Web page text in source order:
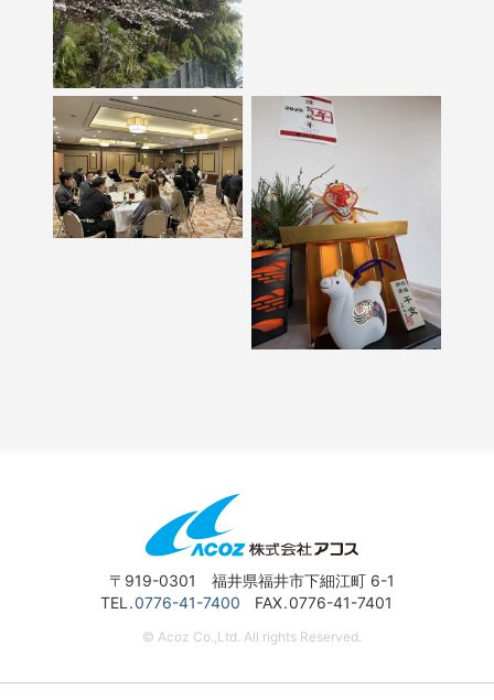
〒919-0301 福井県福井市下細江町 6-1
TEL
0776-41-7400 FAX 0776-41-7401
© Acoz Co.,Ltd. All rights Reserved.